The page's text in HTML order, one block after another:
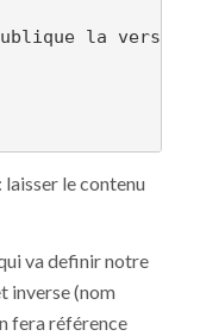
la version
le contenu
va definir notre
inverse (nom
fera référence